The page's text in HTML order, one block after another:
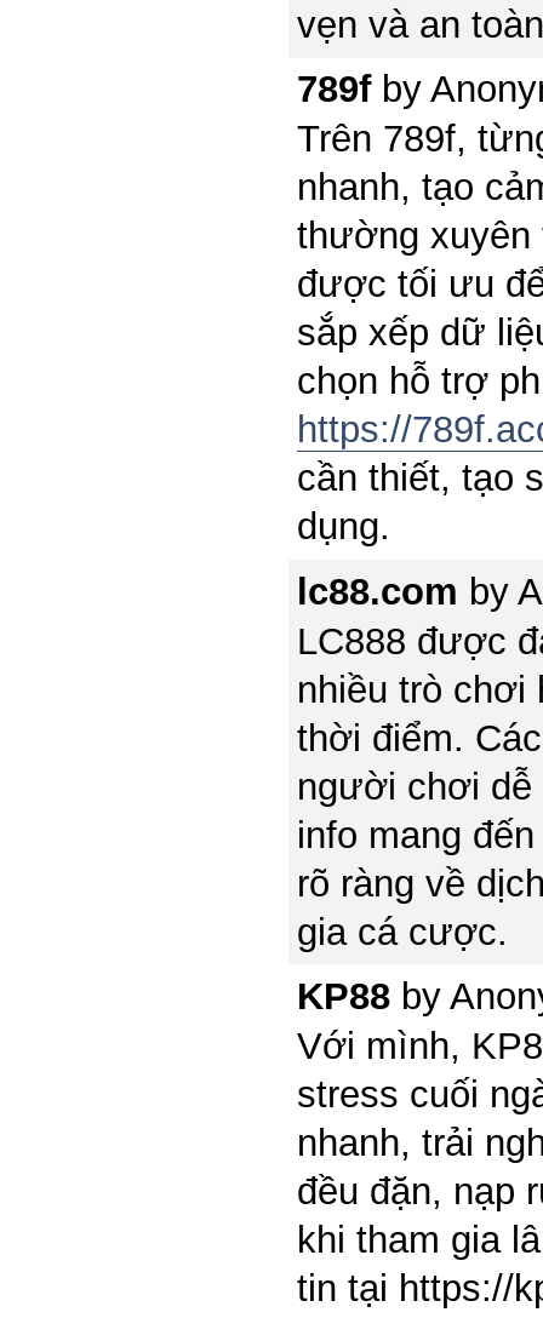
vẹn và an
789fby
Trên 789f,
nhanh, tạo
thường
được tối ưu
sắp xếp dữ
chọn hỗ trợ
https://
cần thiết, tạo
dụng.
lc88.com by
LC888 được
nhiều trò chơi
thời điểm.
người chơi dễ
info mang
rõ ràng về
gia cá cược.
KP88by
Với mình,
stress cuối
nhanh, trải
đều đặn, nạp
khi tham gia
tin tại https://